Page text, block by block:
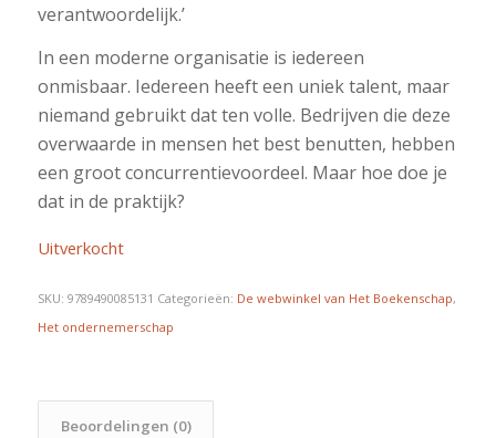
verantwoordelijk.’
In een moderne organisatie is iedereen
onmisbaar. Iedereen heeft een uniek talent, maar
niemand gebruikt dat ten volle. Bedrijven die deze
overwaarde in mensen het best benutten, hebben
een groot concurrentievoordeel. Maar hoe doe je
dat in de praktijk?
Uitverkocht
SKU: 9789490085131 Categorieën: De webwinkel van Het Boekenschap,
Het ondernemerschap
Beoordelingen (0)